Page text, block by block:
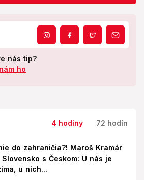
nás tip?
ho
4 hodiny 72 hodín
do zahraničia?! Maroš Kramár
s Českom: U nás je
u nich...